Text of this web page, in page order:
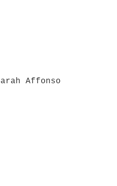
Affonso